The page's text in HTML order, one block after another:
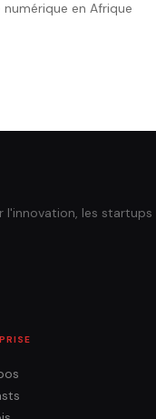
en Afrique
l'innovation, les startups